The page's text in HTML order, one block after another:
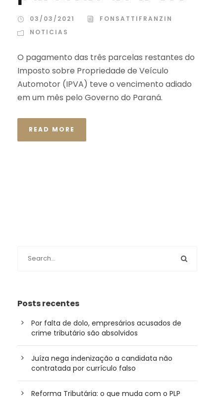
03/03/2021
FONSATTIFRANZIN
NOTICIAS
O pagamento das três parcelas restantes do
Imposto sobre Propriedade de Veículo
Automotor (IPVA) teve o vencimento adiado
em um mês pelo Governo do Paraná.
READ MORE
Posts recentes
Por falta de dolo, empresários acusados de
crime tributário são absolvidos
Juíza nega indenização a candidata não
contratada por currículo falso
Reforma Tributária: o que muda com o PLP